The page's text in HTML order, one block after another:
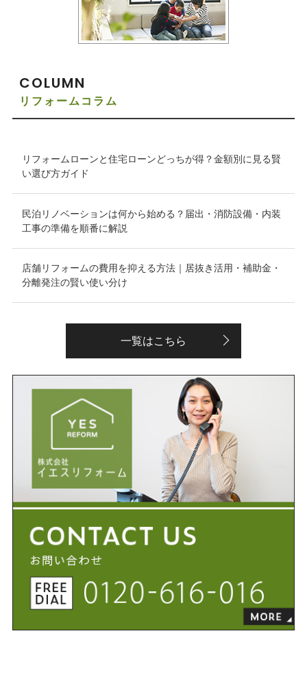
COLUMN
リフォームコラム
リフォームローンと住宅ローンどっちが得？金額別に見る賢
い選び方ガイド
民泊リノベーションは何から始める？届出・消防設備・内装
工事の準備を順番に解説
店舗リフォームの費用を抑える方法｜居抜き活用・補助金・
分離発注の賢い使い分け
一覧はこちら